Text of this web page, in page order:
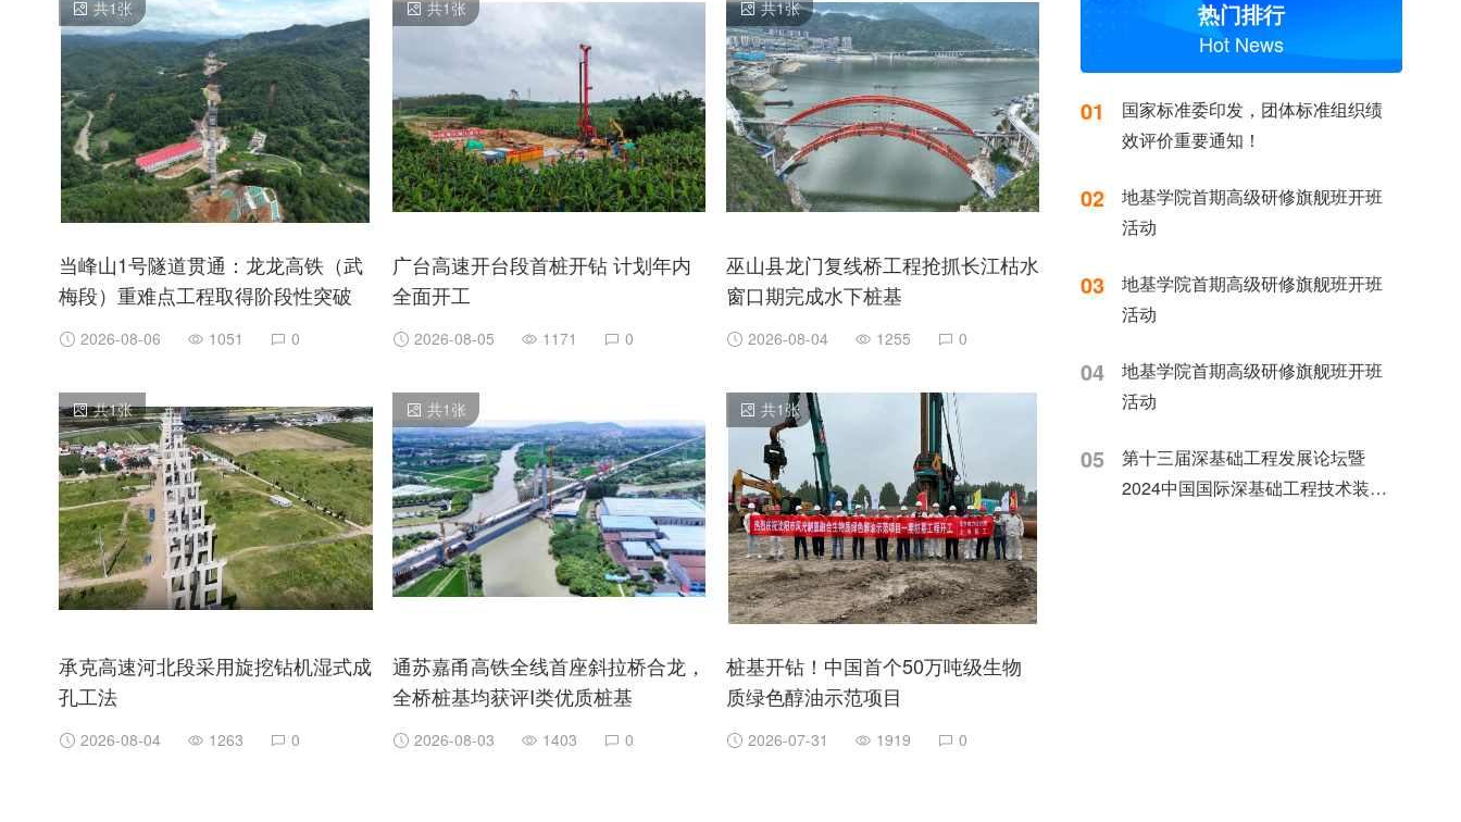
共1张
当峰山1号隧道贯通：龙龙高铁（武
梅段）重难点工程取得阶段性突破
2026-08-06 1051 0
共1张
广台高速开台段首桩开钻 计划年内
全面开工
2026-08-05 1171 0
共1张
巫山县龙门复线桥工程抢抓长江枯水
窗口期完成水下桩基
2026-08-04 1255 0
共1张
承克高速河北段采用旋挖钻机湿式成
孔工法
2026-08-04 1263 0
共1 张
通苏嘉甬高铁全线首座斜拉桥合龙，
全桥桩基均获评Ⅰ类优质桩基
2026-08-03 1403 0
共1张
桩基开钻！中国首个50万吨级生物
质绿色醇油示范项目
2026-07-31 1919 0
热门排行
Hot News
01
国家标准委印发，团体标准组织绩
效评价重要通知！
02
地基学院首期高级研修旗舰班开班
活动
03
地基学院首期高级研修旗舰班开班
活动
04
地基学院首期高级研修旗舰班开班
活动
05
第十三届深基础工程发展论坛暨
2024中国国际深基础工程技术装备